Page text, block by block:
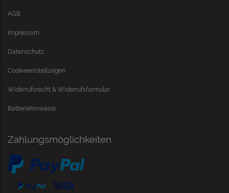
AGB
Impressum
Datenschutz
Cookieeinstellungen
Widerrufsrecht & Widerrufsformular
Batteriehinweise
Zahlungsmöglichkeiten